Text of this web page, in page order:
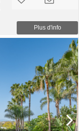
Plus d'info